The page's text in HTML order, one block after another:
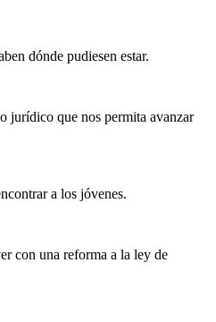
dónde pudiesen estar.
jurídico que nos permita avanzar
a los jóvenes.
con una reforma a la ley de